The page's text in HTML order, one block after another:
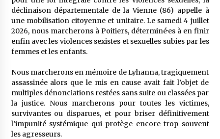
déclinaison départementale de la Vienne (86) appelle à
une mobilisation citoyenne et unitaire. Le samedi 4 juillet
2026, nous marcherons à Poitiers, déterminé·es à en finir
enfin avec les violences sexistes et sexuelles subies par les
femmes et les enfants.
Nous marcherons en mémoire de Lyhanna, tragiquement
assassinée alors que le mis en cause avait fait l’objet de
multiples dénonciations restées sans suite ou classées par
la justice. Nous marcherons pour toutes les victimes,
survivantes ou disparues, et pour briser définitivement
l’impunité systémique qui protège encore trop souvent
les agresseurs.